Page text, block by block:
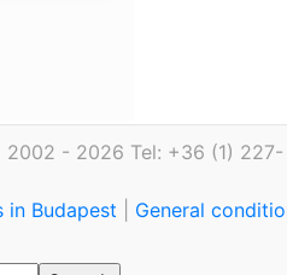
- 2026 Tel: +36 (1) 227-
Budapest
General